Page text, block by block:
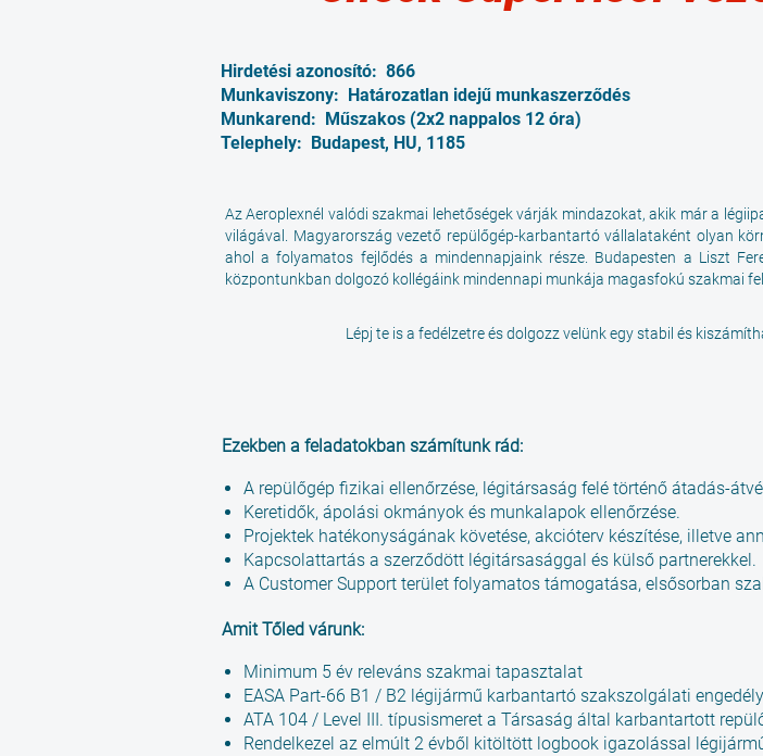
Hirdetési azonosító: 866
Munkaviszony: Határozatlan idejű munkaszerződés
Munkarend: Műszakos (2x2 nappalos 12 óra)
Telephely: Budapest, HU, 1185
Az Aeroplexnél valódi szakmai lehetőségek várják mindazokat, akik már a
világával. Magyarország vezető repülőgép-karbantartó vállalataként olyan
ahol a folyamatos fejlődés a mindennapjaink része. Budapesten a Liszt
központunkban dolgozó kollégáink mindennapi munkája magasfokú szakmai
Lépj te is a fedélzetre és dolgozz velünk egy stabil és
Ezekben a feladatokban számítunk rád:
A repülőgép fizikai ellenőrzése, légitársaság felé történő átadás-
Keretidők, ápolási okmányok és munkalapok ellenőrzése.
Projektek hatékonyságának követése, akcióterv készítése, illetve
Kapcsolattartás a szerződött légitársasággal és külső partnerekkel.
A Customer Support terület folyamatos támogatása, elsősorban
Amit Tőled várunk:
Minimum 5 év releváns szakmai tapasztalat
EASA Part-66 B1 / B2 légijármű karbantartó szakszolgálati engedély
ATA 104 / Level III. típusismeret a Társaság által karbantartott
Rendelkezel az elmúlt 2 évből kitöltött logbook igazolással